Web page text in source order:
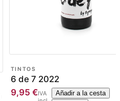
TINTOS
6 de 7 2022
9,95 €IVA
Añadir a la cesta